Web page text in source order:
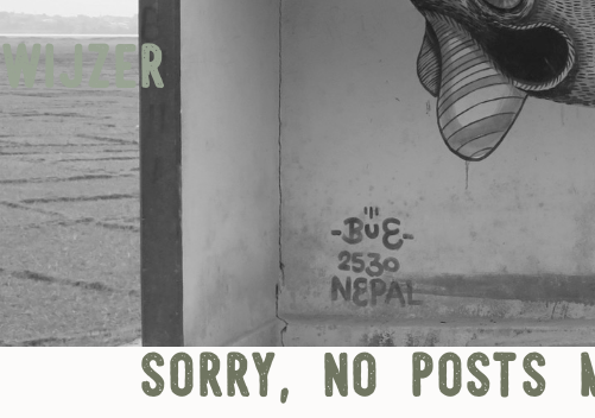
wijzer
sorry, no posts